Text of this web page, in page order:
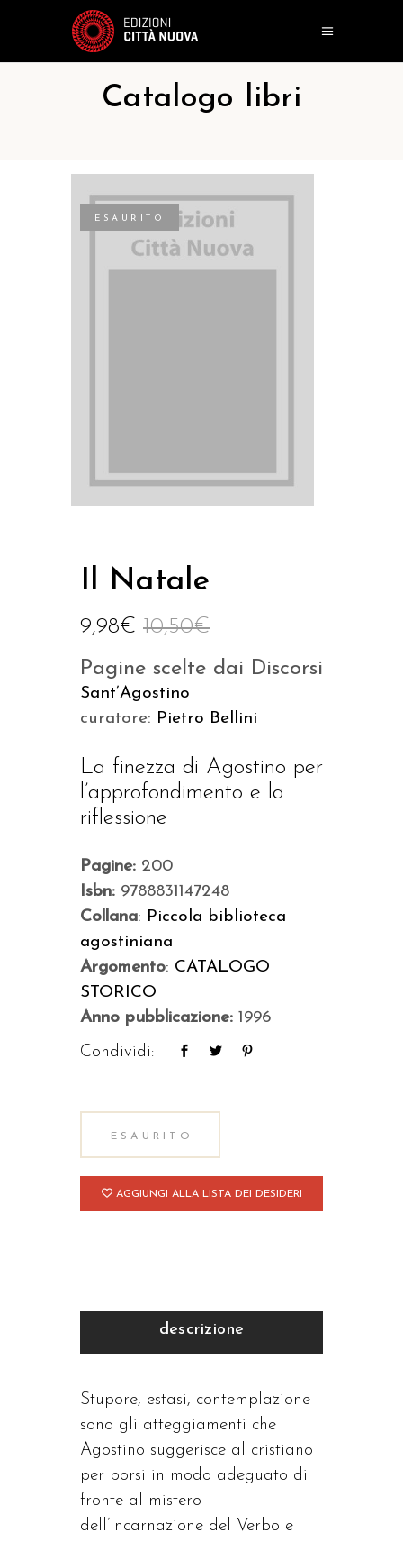
Catalogo libri
ESAURITO
Il Natale
10,50€
9,98€
Pagine scelte dai Discorsi
Sant’Agostino
curatore: Pietro Bellini
La finezza di Agostino per
l’approfondimento e la
riflessione
Pagine: 200
Isbn: 9788831147248
Collana: Piccola biblioteca
agostiniana
Argomento: CATALOGO
STORICO
Anno pubblicazione: 1996
Condividi:
ESAURITO
AGGIUNGI ALLA LISTA DEI DESIDERI
descrizione
Stupore, estasi, contemplazione
sono gli atteggiamenti che
Agostino suggerisce al cristiano
per porsi in modo adeguato di
fronte al mistero
dell’Incarnazione del Verbo e